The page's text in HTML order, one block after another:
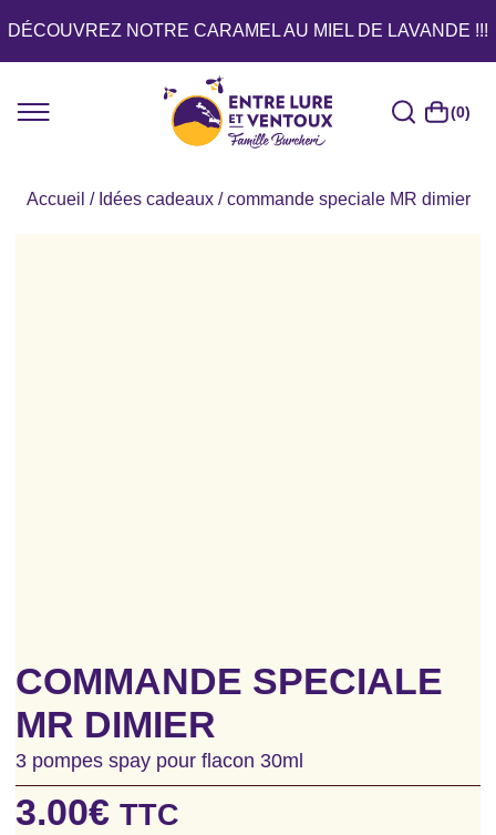
DÉCOUVREZ NOTRE CARAMEL AU MIEL DE LAVANDE !!!
(0)
Accueil / Idées cadeaux/ commande speciale MR dimier
COMMANDE SPECIALE
MR DIMIER
3 pompes spay pour flacon 30ml
3.00€ TTC